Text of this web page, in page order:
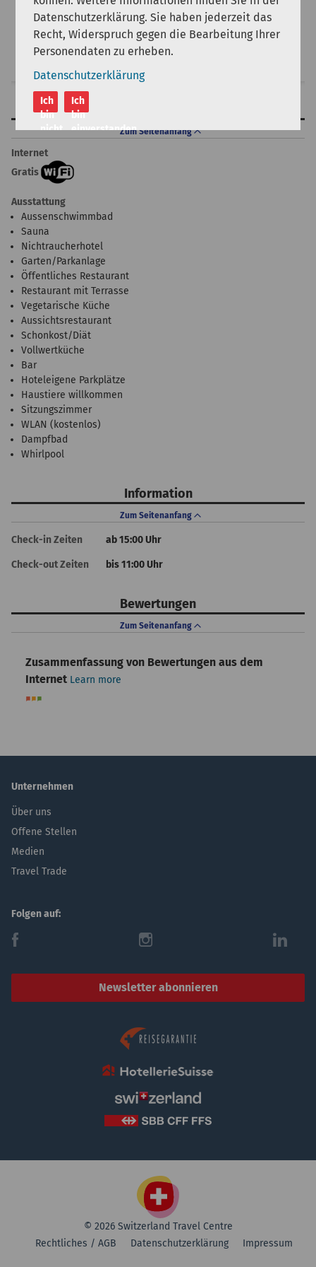
Suche
Zum Seitenanfang
Internet
Gratis
Ausstattung
Aussenschwimmbad
Sauna
Nichtraucherhotel
Garten/Parkanlage
Öffentliches Restaurant
Restaurant mit Terrasse
Vegetarische Küche
Aussichtsrestaurant
Schonkost/Diät
Vollwertküche
Bar
Hoteleigene Parkplätze
Haustiere willkommen
Sitzungszimmer
WLAN (kostenlos)
Dampfbad
Whirlpool
Information
Zum Seitenanfang
Check-in Zeiten ab 15:00 Uhr
Check-out Zeiten bis 11:00 Uhr
Bewertungen
Zum Seitenanfang
Zusammenfassung von Bewertungen aus dem
Internet Learn more
Unternehmen
Über uns
Offene Stellen
Medien
Travel Trade
Folgen auf:
f i l
Newsletter abonnieren
© 2026 Switzerland Travel Centre
Rechtliches / AGB
Datenschutzerklärung Impressum
Datenschutzerklärung. Sie haben jederzeit das
Recht, Widerspruch gegen die Bearbeitung Ihrer
Personendaten zu erheben.
Datenschutzerklärung
Ich
bin
nicht
Ich
bin
einverstanden